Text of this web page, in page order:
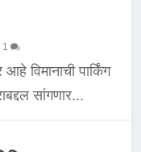
1
विमानाची पार्किंग
सांगणार...